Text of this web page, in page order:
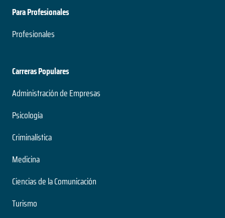
Para Profesionales
Profesionales
Carreras Populares
Administración de Empresas
Psicología
Criminalística
Medicina
Ciencias de la Comunicación
Turismo